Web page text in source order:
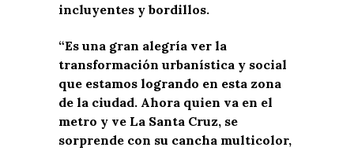
incluyentes y bordillos.
“Es una gran alegría ver la
transformación urbanística y social
que estamos logrando en esta zona
de la ciudad. Ahora quien va en el
metro y ve La Santa Cruz, se
sorprende con su cancha multicolor,